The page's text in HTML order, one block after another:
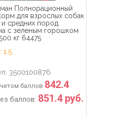
Полнорационный
для взрослых собак
и средних пород
с зеленым горошком
кг 64475
1.5
3500100876
баллов 842.4
баллов: 851.4 руб.